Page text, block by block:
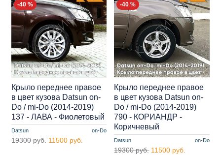
-40 %
Datsun on-Do
Крыло переднее правое
в цвет кузова Datsun on-
Do / mi-Do (2014-2019)
137 - ЛАВА - Фиолетовый
19300 руб. 11500 руб.
-40 %
Datsun on-Do
Крыло переднее правое
в цвет кузова Datsun on-
Do / mi-Do (2014-2019)
790 - КОРИАНДР -
Коричневый
19300 руб. 11500 руб.